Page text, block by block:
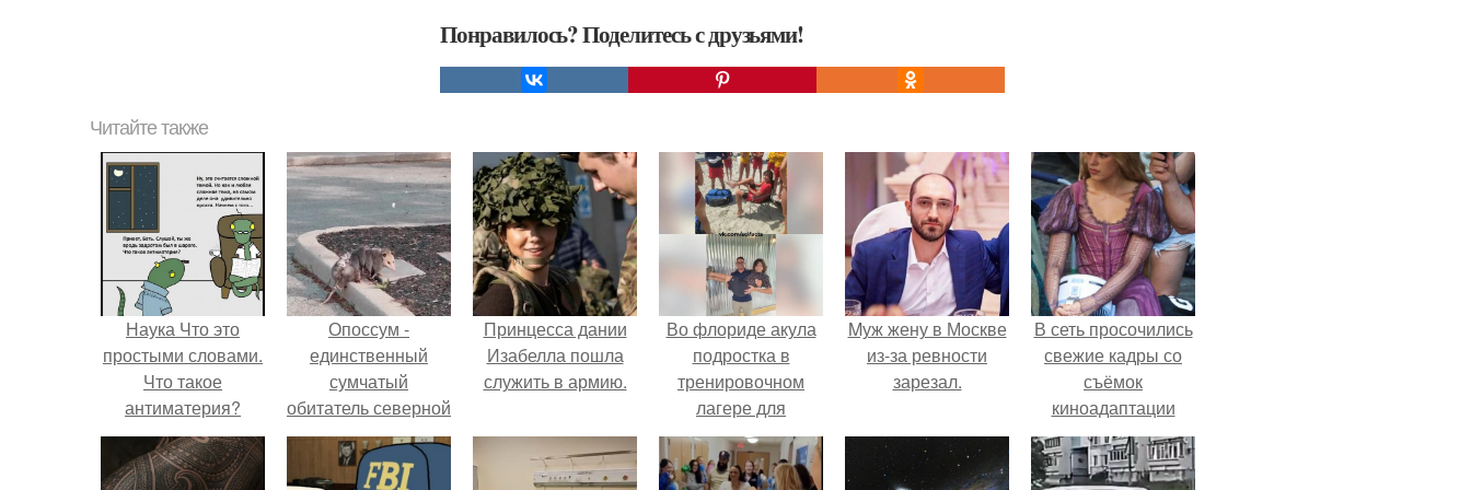
Понравилось? Поделитесь с друзьями!
Читайте также
Наука Что это
простыми словами.
Что такое
антиматерия?
Опоссум -
единственный
сумчатый
обитатель северной
америки.
Принцесса дании
Изабелла пошла
служить в армию.
Во флориде акула
подростка в
тренировочном
лагере для
спасателей
укусила.
Mуж жену в Москве
из-за ревности
зарезал.
В сеть просочились
свежие кадры со
съёмок
киноадаптации
"Рапунцель", и всё
внимание